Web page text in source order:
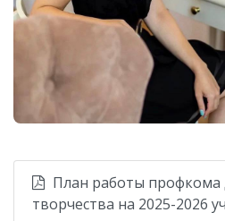
План работы профкома
творчества на 2025-2026